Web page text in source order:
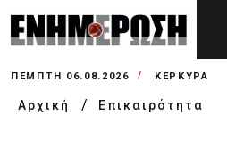
ΠΈΜΠΤΗ 06.08.2026 ΚΕΡΚΥΡΑ
Αρχική Επικαιρότητα